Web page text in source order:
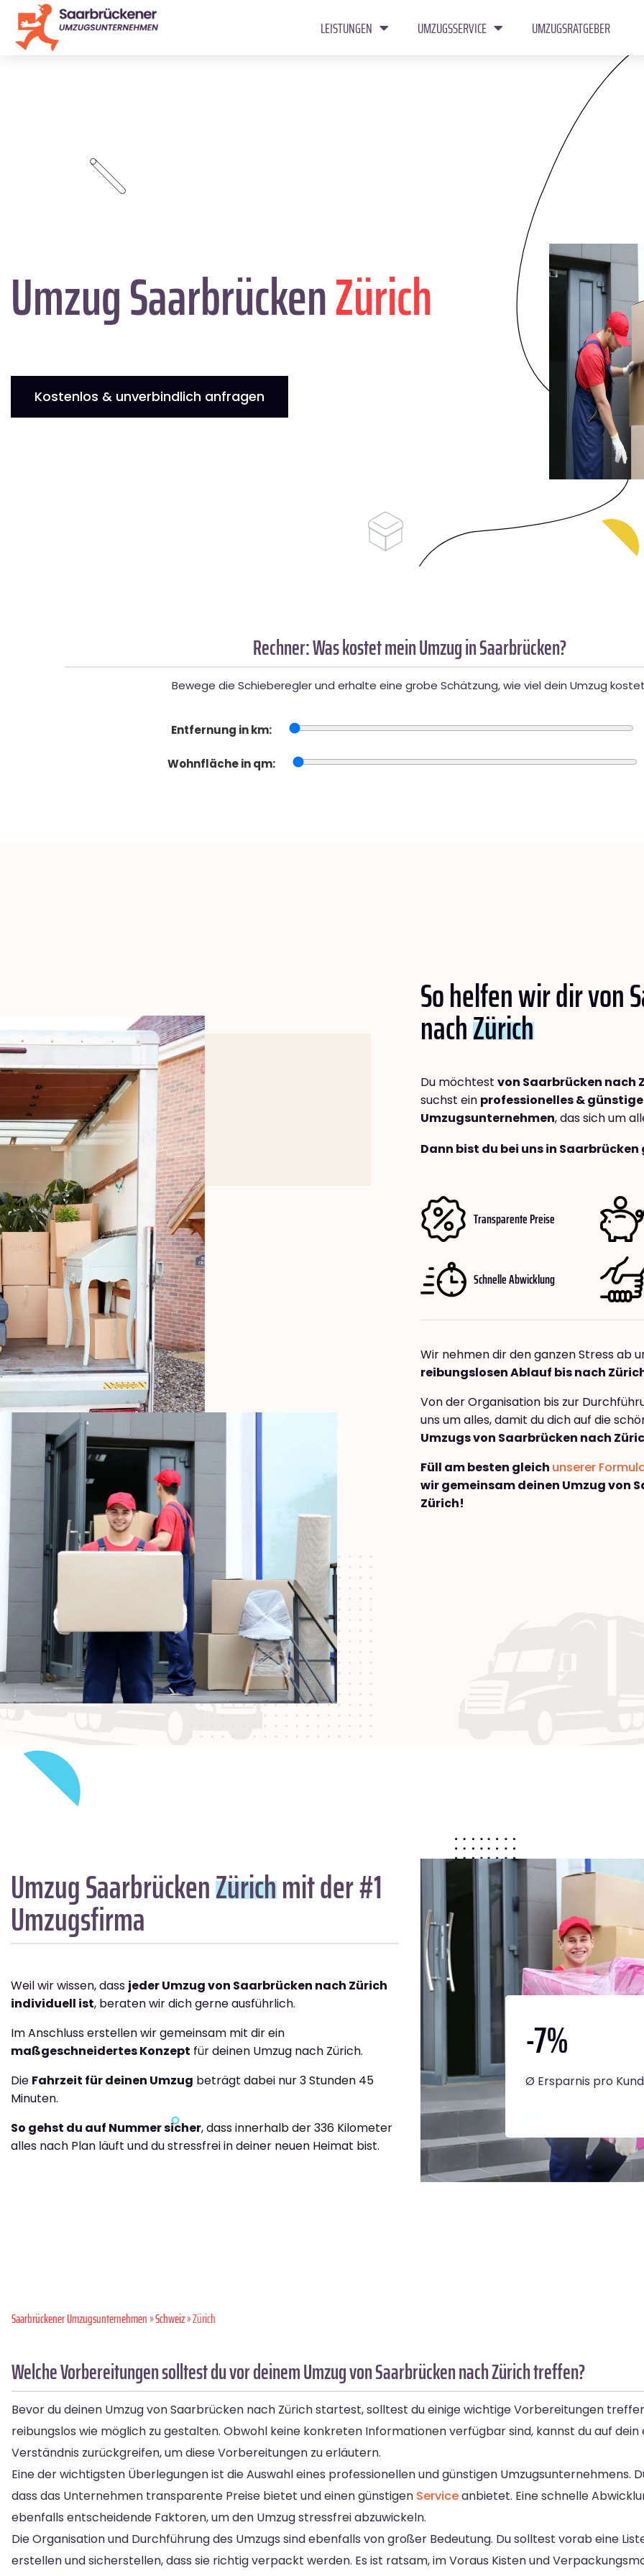
LEISTUNGEN UMZUGSSERVICE UMZUGSRATGEBER
Umzug SaarbrückenZürich
Kostenlos & unverbindlich anfragen
Rechner: Was kostet mein Umzug in Saarbrücken?
Bewege die Schieberegler und erhalte eine grobe Schätzung, wie viel dein Umzug
Entfernung in km:
Wohnfläche in qm:
So helfen wir dir von
nachZürich
Du möchtest von Saarbrücken nach
suchst ein professionelles &
Umzugsunternehmen, das sich um
Dann bist du bei uns in
Transparente Preise
Schnelle Abwicklung
Wir nehmen dir den ganzen Stress ab
reibungslosen Ablauf bis nach
Von der Organisation bis zur
uns um alles, damit du dich auf die
Umzugs von Saarbrücken nach
Füll am besten gleich unserer
wir gemeinsam deinen Umzug von
Zürich!
Umzug SaarbrückenZürichmit der #1
Umzugsfirma
Weil wir wissen, dass jeder Umzug von Saarbrücken nach Zürich
individuell ist, beraten wir dich gerne ausführlich.
Im Anschluss erstellen wir gemeinsam mit dir ein
maßgeschneidertes Konzept für deinen Umzug nach Zürich.
Die Fahrzeit für deinen Umzug beträgt dabei nur 3 Stunden 45
Minuten.
So gehst du auf Nummer sicher, dass innerhalb der 336 Kilometer
alles nach Plan läuft und du stressfrei in deiner neuen Heimat bist.
-7%
Ø Ersparnis pro
Saarbrückener Umzugsunternehmen»Schweiz» Zürich
Welche Vorbereitungen solltest du vor deinem Umzug von Saarbrücken nach Zürich treffen?
Bevor du deinen Umzug von Saarbrücken nach Zürich startest, solltest du einige wichtige Vorbereitungen
reibungslos wie möglich zu gestalten. Obwohl keine konkreten Informationen verfügbar sind, kannst du auf dein
Verständnis zurückgreifen, um diese Vorbereitungen zu erläutern.
Eine der wichtigsten Überlegungen ist die Auswahl eines professionellen und günstigen Umzugsunternehmens.
dass das Unternehmen transparente Preise bietet und einen günstigen Serviceanbietet. Eine schnelle
ebenfalls entscheidende Faktoren, um den Umzug stressfrei abzuwickeln.
Die Organisation und Durchführung des Umzugs sind ebenfalls von großer Bedeutung. Du solltest vorab eine
erstellen und sicherstellen, dass sie richtig verpackt werden. Es ist ratsam, im Voraus Kisten und